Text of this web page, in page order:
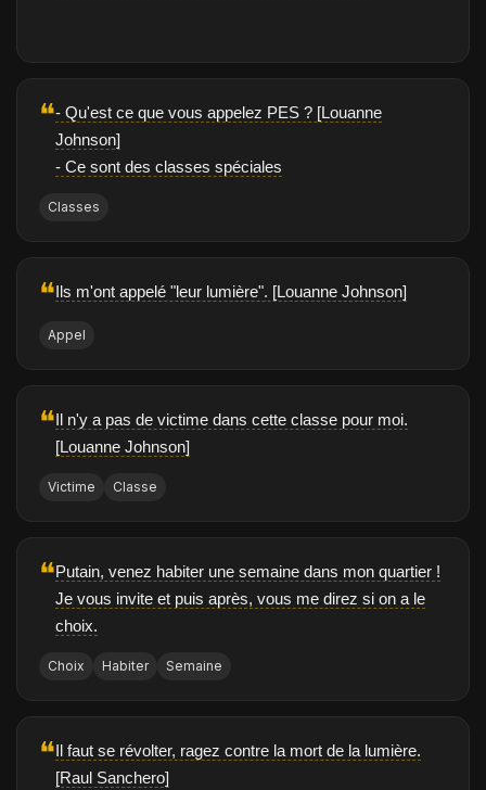
❝- Qu'est ce que vous appelez PES ? [Louanne
Johnson]
- Ce sont des classes spéciales
Classes
❝Ils m'ont appelé "leur lumière". [Louanne Johnson]
Appel
❝Il n'y a pas de victime dans cette classe pour moi.
[Louanne Johnson]
Victime Classe
❝Putain, venez habiter une semaine dans mon quartier !
Je vous invite et puis après, vous me direz si on a le
choix.
Choix Habiter Semaine
❝Il faut se révolter, ragez contre la mort de la lumière.
[Raul Sanchero]